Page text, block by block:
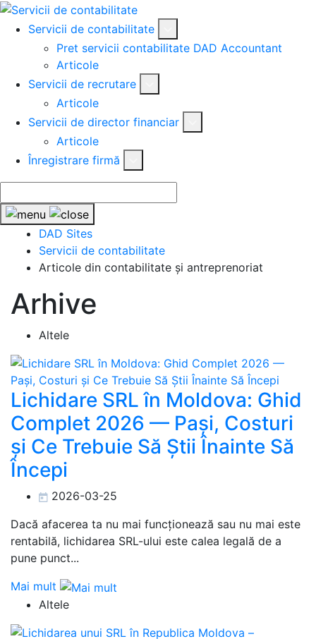
Servicii de contabilitate
Pret servicii contabilitate DAD Accountant
Articole
Servicii de recrutare
Articole
Servicii de director financiar
Articole
Înregistrare firmă
DAD Sites
Servicii de contabilitate
Articole din contabilitate și antreprenoriat
Arhive
Altele
Lichidare SRL în Moldova: Ghid
Complet 2026 — Pași, Costuri
și Ce Trebuie Să Știi Înainte Să
Începi
2026-03-25
Dacă afacerea ta nu mai funcționează sau nu mai este
rentabilă, lichidarea SRL-ului este calea legală de a
pune punct...
Mai mult
Altele